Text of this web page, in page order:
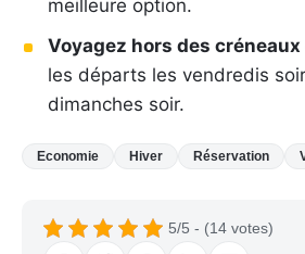
meilleure option.
Voyagez hors des
les départs les vendredis
dimanches soir.
Economie Hiver Réservation
5/5 - (14 votes)